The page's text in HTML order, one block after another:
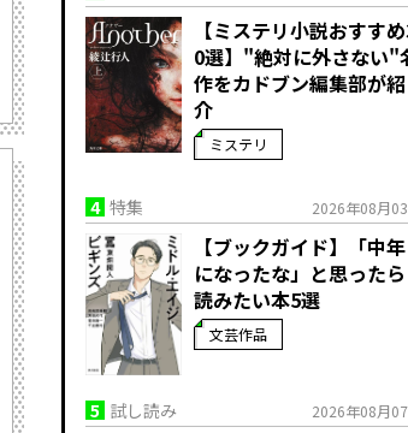
【ミステリ小説おすす
0選】"絶対に外さない"
作をカドブン編集部が紹
介
ミステリ
4 特集 2026年08月
【ブックガイド】「中年
になったな」と思ったら
読みたい本5選
文芸作品
5 試し読み 2026年08月